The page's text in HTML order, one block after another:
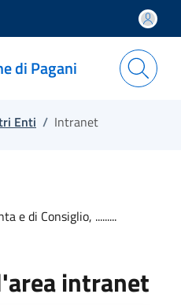
di Pagani
Enti / Intranet
e di Consiglio, .........
intranet